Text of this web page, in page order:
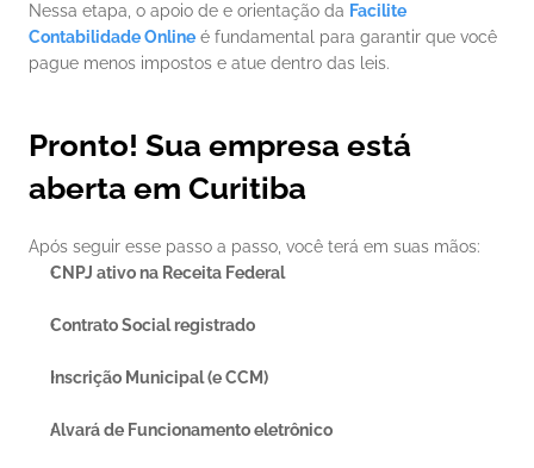
Nessa etapa, o apoio de e orientação da Facilite
Contabilidade Online é fundamental para garantir que você
pague menos impostos e atue dentro das leis.
Pronto! Sua empresa está
aberta em Curitiba
Após seguir esse passo a passo, você terá em suas mãos:
CNPJ ativo na Receita Federal
Contrato Social registrado
Inscrição Municipal (e CCM)
Alvará de Funcionamento eletrônico